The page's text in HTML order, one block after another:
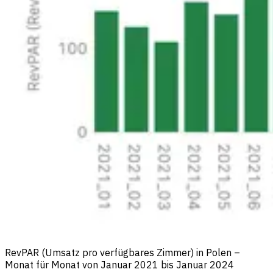
RevPAR (Umsatz pro verfügbares Zimmer) in Polen –
Monat für Monat von Januar 2021 bis Januar 2024